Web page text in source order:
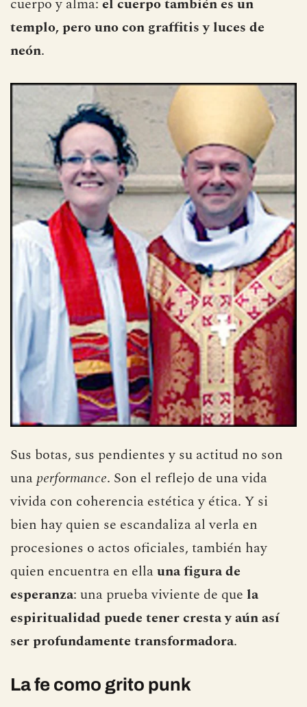
cuerpo y alma: el cuerpo también es un
templo, pero uno con graffitis y luces de
neón.
Sus botas, sus pendientes y su actitud no son
unaperformance. Son el reflejo de una vida
vivida con coherencia estética y ética. Y si
bien hay quien se escandaliza al verla en
procesiones o actos oficiales, también hay
quien encuentra en ellauna figura de
esperanza: una prueba viviente de que la
espiritualidad puede tener cresta y aún así
ser profundamente transformadora.
La fe como grito punk